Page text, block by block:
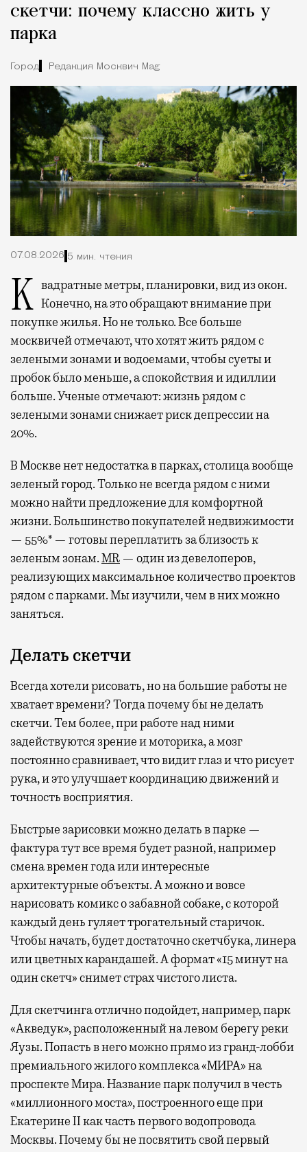
скетчи: почему классно жить у
парка
Город Редакция Москвич Mag
07.08.2026 5 мин. чтения
Квадратные метры, планировки, вид из окон. Конечно, на это обращают внимание при
покупке жилья. Но не только. Все больше
москвичей отмечают, что хотят жить рядом с
зелеными зонами и водоемами, чтобы суеты и
пробок было меньше, а спокойствия и идиллии
больше. Ученые отмечают: жизнь рядом с
зелеными зонами снижает риск депрессии на
20%.
В Москве нет недостатка в парках, столица вообще
зеленый город. Только не всегда рядом с ними
можно найти предложение для комфортной
жизни. Большинство покупателей недвижимости
— 55%* — готовы переплатить за близость к
зеленым зонам.MR — один из девелоперов,
реализующих максимальное количество проектов
рядом с парками. Мы изучили, чем в них можно
заняться.
Делать скетчи
Всегда хотели рисовать, но на большие работы не
хватает времени? Тогда почему бы не делать
скетчи. Тем более, при работе над ними
задействуются зрение и моторика, а мозг
постоянно сравнивает, что видит глаз и что рисует
рука, и это улучшает координацию движений и
точность восприятия.
Быстрые зарисовки можно делать в парке —
фактура тут все время будет разной, например
смена времен года или интересные
архитектурные объекты. А можно и вовсе
нарисовать комикс о забавной собаке, с которой
каждый день гуляет трогательный старичок.
Чтобы начать, будет достаточно скетчбука, линера
или цветных карандашей. А формат «15 минут на
один скетч» снимет страх чистого листа.
Для скетчинга отлично подойдет, например, парк
«Акведук», расположенный на левом берегу реки
Яузы. Попасть в него можно прямо из гранд-лобби
премиального жилого комплекса «МИРА» на
проспекте Мира. Название парк получил в честь
«миллионного моста», построенного еще при
Екатерине II как часть первого водопровода
Москвы. Почему бы не посвятить свой первый